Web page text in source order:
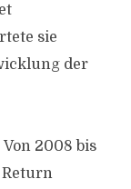
sie
der
2008 bis
Return